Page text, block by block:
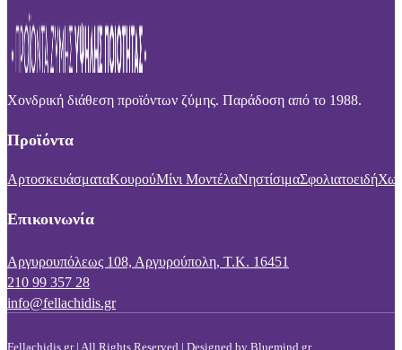
Χονδρική διάθεση προϊόντων ζύμης. Παράδοση από το 1988.
Προϊόντα
ΑρτοσκευάσματαΚουρούΜίνι ΜοντέλαΝηστίσιμαΣφολιατοειδή
Επικοινωνία
Αργυρουπόλεως 108, Αργυρούπολη, Τ.Κ. 16451
210 99 357 28
info@fellachidis.gr
Fellachidis.gr | All Rights Reserved | Designed by Bluemind.gr